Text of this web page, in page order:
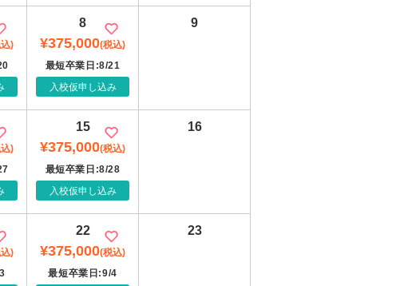
)
8
¥375,000(税込)
最短卒業日:8/21
入校仮申し込み
9
)
15
¥375,000(税込)
最短卒業日:8/28
入校仮申し込み
16
)
22
¥375,000(税込)
最短卒業日:9/4
23